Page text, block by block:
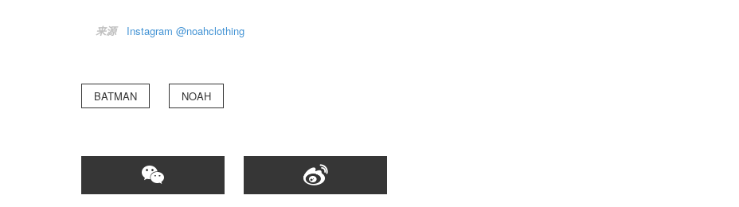
来源 Instagram @noahclothing
BATMAN NOAH